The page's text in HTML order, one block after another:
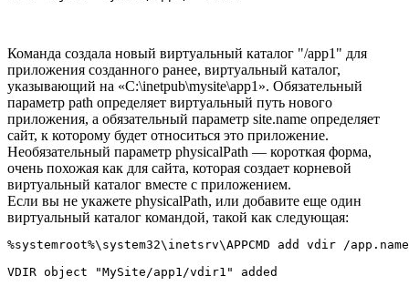
Команда создала новый виртуальный каталог "/app1" для
приложения созданного ранее, виртуальный каталог,
указывающий на «C:\inetpub\mysite\app1». Обязательный
параметр path определяет виртуальный путь нового
приложения, а обязательный параметр site.name определяет
сайт, к которому будет относиться это приложение.
Необязательный параметр physicalPath — короткая форма,
очень похожая как для сайта, которая создает корневой
виртуальный каталог вместе с приложением.
Если вы не укажете physicalPath, или добавите еще один
виртуальный каталог командой, такой как следующая:
%systemroot%\system32\inetsrv\APPCMD add vdir /